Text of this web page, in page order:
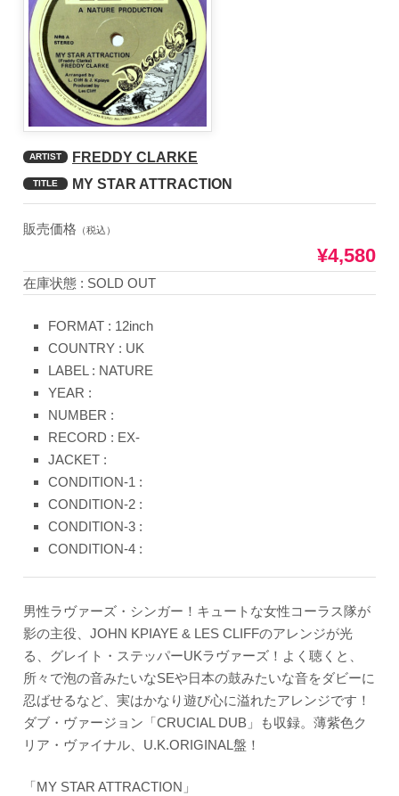
ARTIST FREDDY CLARKE
TITLE MY STAR ATTRACTION
販売価格 （税込）
¥4,580
在庫状態 : SOLD OUT
FORMAT : 12inch
COUNTRY : UK
LABEL : NATURE
YEAR :
NUMBER :
RECORD : EX-
JACKET :
CONDITION-1 :
CONDITION-2 :
CONDITION-3 :
CONDITION-4 :
男性ラヴァーズ・シンガー！キュートな女性コーラス隊が
影の主役、JOHN KPIAYE & LES CLIFFのアレンジが光
る、グレイト・ステッパーUKラヴァーズ！よく聴くと、
所々で泡の音みたいなSEや日本の鼓みたいな音をダビーに
忍ばせるなど、実はかなり遊び心に溢れたアレンジです！
ダブ・ヴァージョン「CRUCIAL DUB」も収録。薄紫色ク
リア・ヴァイナル、U.K.ORIGINAL盤！
「MY STAR ATTRACTION」